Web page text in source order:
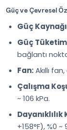
Güç ve Çevresel
Güç
Güç
bağlantı
Fan:Akıllı
Çalışma
~ 106 kPa.
Dayanıklılık
+158°F), %0 ~